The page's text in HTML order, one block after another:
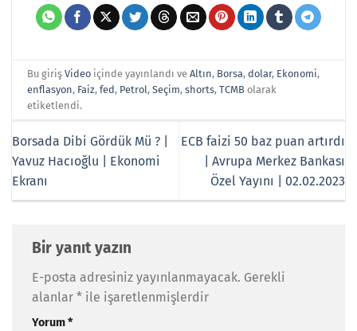
Bu girişVideo içinde yayınlandı veAltın, Borsa,dolar, Ekonomi,
enflasyon, Faiz,fed, Petrol,Seçim,shorts,TCMB olarak
etiketlendi.
Borsada Dibi Gördük Mü ? |
Yavuz Hacıoğlu | Ekonomi
Ekranı
ECB faizi 50 baz puan artırdı
| Avrupa Merkez Bankası
Özel Yayını | 02.02.2023
Bir yanıt yazın
E-posta adresiniz yayınlanmayacak. Gerekli
alanlar * ile işaretlenmişlerdir
Yorum*